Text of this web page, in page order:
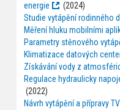
energie
(2024)
Studie vytápění rodinného
Měření hluku mobilními
Parametry stěnového
Klimatizace datových
Získávání vody z
Regulace hydraulicky
(2022)
Návrh vytápění a přípravy